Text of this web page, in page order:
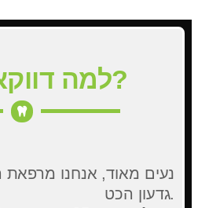
למה דווקא אנחנו?
נעים מאוד, אנחנו מרפאת
גדעון הכט.